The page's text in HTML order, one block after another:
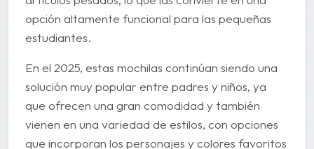
opción altamente funcional para las pequeñas
estudiantes.
En el 2025, estas mochilas continúan siendo una
solución muy popular entre padres y niños, ya
que ofrecen una gran comodidad y también
vienen en una variedad de estilos, con opciones
que incorporan los personajes y colores favoritos